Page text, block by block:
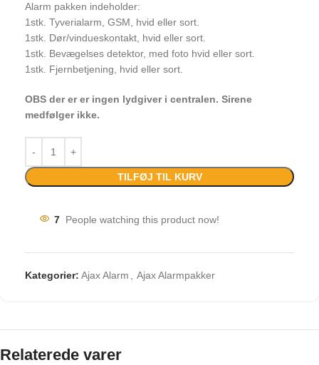
Alarm pakken indeholder:
1stk. Tyverialarm, GSM, hvid eller sort.
1stk. Dør/vindueskontakt, hvid eller sort.
1stk. Bevægelses detektor, med foto hvid eller sort.
1stk. Fjernbetjening, hvid eller sort.
OBS der er er ingen lydgiver i centralen. Sirene
medfølger ikke.
TILFØJ TIL KURV
7 People watching this product now!
Kategorier: Ajax Alarm , Ajax Alarmpakker
Relaterede varer